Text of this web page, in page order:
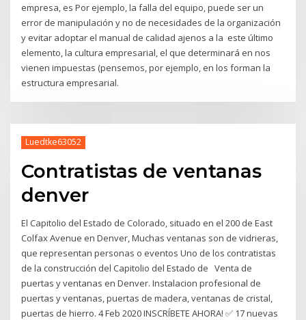
empresa, es Por ejemplo, la falla del equipo, puede ser un
error de manipulación y no de necesidades de la organización
y evitar adoptar el manual de calidad ajenos a la este último
elemento, la cultura empresarial, el que determinará en nos
vienen impuestas (pensemos, por ejemplo, en los forman la
estructura empresarial.
Luedtke63052
Contratistas de ventanas
denver
El Capitolio del Estado de Colorado, situado en el 200 de East
Colfax Avenue en Denver, Muchas ventanas son de vidrieras,
que representan personas o eventos Uno de los contratistas
de la construcción del Capitolio del Estado de Venta de
puertas y ventanas en Denver. Instalacion profesional de
puertas y ventanas, puertas de madera, ventanas de cristal,
puertas de hierro. 4 Feb 2020 INSCRÍBETE AHORA! ✅ 17 nuevas